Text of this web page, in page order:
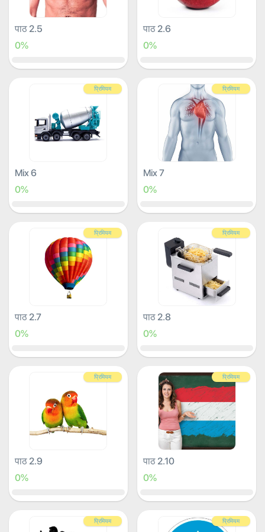
पाठ 2.5
0%
पाठ 2.6
0%
प्रिमियम
Mix 6
0%
प्रिमियम
Mix 7
0%
प्रिमियम
पाठ 2.7
0%
प्रिमियम
पाठ 2.8
0%
प्रिमियम
पाठ 2.9
0%
प्रिमियम
पाठ 2.10
0%
प्रिमियम प्रिमियम